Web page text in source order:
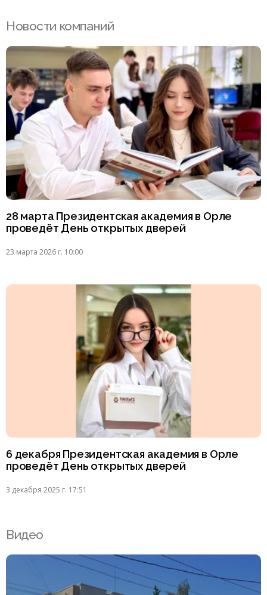
Новости компаний
28 марта Президентская академия в Орле
проведёт День открытых дверей
23 марта 2026 г. 10:00
6 декабря Президентская академия в Орле
проведёт День открытых дверей
3 декабря 2025 г. 17:51
Видео